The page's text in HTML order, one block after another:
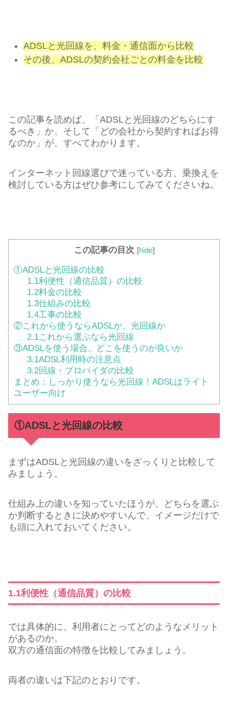
ADSLと光回線を、料金・通信面から比較
その後、ADSLの契約会社ごとの料金を比較
この記事を読めば、「ADSLと光回線のどちらにす
るべき」か、そして「どの会社から契約すればお得
なのか」が、すべてわかります。
インターネット回線選びで迷っている方、乗換えを
検討している方はぜひ参考にしてみてくださいね。
この記事の目次 [hide]
①ADSLと光回線の比較
1.1利便性（通信品質）の比較
1.2料金の比較
1.3仕組みの比較
1.4工事の比較
②これから使うならADSLか、光回線か
2.1これから選ぶなら光回線
③ADSLを使う場合、どこを使うのが良いか
3.1ADSL利用時の注意点
3.2回線・プロバイダの比較
まとめ：しっかり使うなら光回線！ADSLはライト
ユーザー向け
①ADSLと光回線の比較
まずはADSLと光回線の違いをざっくりと比較して
みましょう。
仕組み上の違いを知っていたほうが、どちらを選ぶ
か判断するときに決めやすいんで、イメージだけで
も頭に入れておいてください。
1.1利便性（通信品質）の比較
では具体的に、利用者にとってどのようなメリット
があるのか。
双方の通信面の特徴を比較してみましょう。
両者の違いは下記のとおりです。